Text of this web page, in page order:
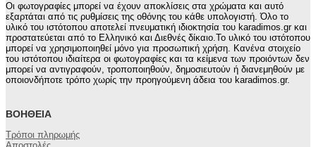
Οι φωτογραφίες μπορεί να έχουν αποκλίσεις στα χρώματα και αυτό
εξαρτάται από τις ρυθμίσεις της οθόνης του κάθε υπολογιστή. Όλο το
υλικό του ιστότοπου αποτελεί πνευματική ιδιοκτησία του karadimos.gr και
προστατεύεται από το Ελληνικό και Διεθνές δίκαιο.Το υλικό του ιστότοπου
μπορεί να χρησιμοποιηθεί μόνο για προσωπική χρήση. Κανένα στοιχείο
του ιστότοπου ιδιαίτερα οι φωτογραφίες και τα κείμενα των προιόντων δεν
μπορεί να αντιγραφούν, τροποποιηθούν, δημοσιευτούν ή διανεμηθούν με
οποιονδήποτε τρόπο χωρίς την προηγούμενη άδεια του karadimos.gr.
ΒΟΉΘΕΙΑ
Τρόποι πληρωμής